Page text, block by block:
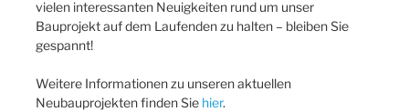
vielen interessanten Neuigkeiten rund um unser
Bauprojekt auf dem Laufenden zu halten – bleiben Sie
gespannt!
Weitere Informationen zu unseren aktuellen
Neubauprojekten finden Sie hier.